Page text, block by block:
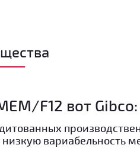
F12 вот Gibco:
низкую вариабельность